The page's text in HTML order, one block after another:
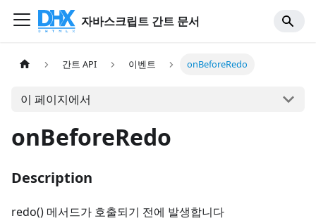
자바스크립트 간트 문서
간트 API 이벤트 onBeforeRedo
이 페이지에서
onBeforeRedo
Description
redo() 메서드가 호출되기 전에 발생합니다